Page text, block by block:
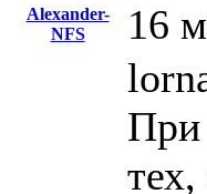
Alexander-
NFS
16
При